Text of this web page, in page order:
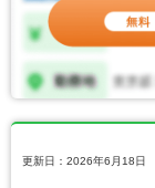
更新日：2026年6月18日